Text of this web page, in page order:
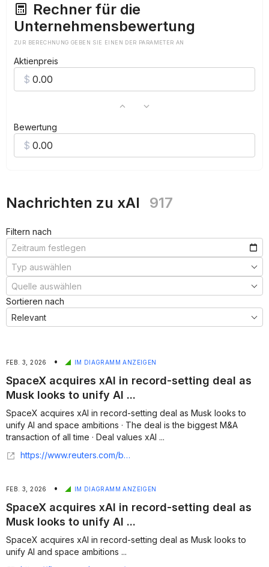
Rechner für die
Unternehmensbewertung
ZUR BERECHNUNG GEBEN SIE EINEN DER PARAMETER AN
Aktienpreis
Bewertung
Nachrichten zu xAI 917
Filtern nach
Sortieren nach
FEB. 3, 2026 • IM DIAGRAMM ANZEIGEN
SpaceX acquires xAI in record-setting deal as
Musk looks to unify AI ...
SpaceX acquires xAI in record-setting deal as Musk looks to
unify AI and space ambitions · The deal is the biggest M&A
transaction of all time · Deal values xAI ...
https://www.reuters.com/business/musks-spacex-merge-with-xai-combined-valuation-125-trillion-bloomberg-news-2026-02-02/
FEB. 3, 2026 • IM DIAGRAMM ANZEIGEN
SpaceX acquires xAI in record-setting deal as
Musk looks to unify AI ...
SpaceX acquires xAI in record-setting deal as Musk looks to
unify AI and space ambitions ...